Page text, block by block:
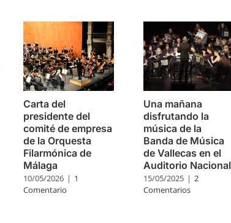
Carta del
presidente del
comité de empresa
de la Orquesta
Filarmónica de
Málaga
10/05/2026 | 1
Comentario
Una mañana
disfrutando la
música de la
Banda de Música
de Vallecas en el
Auditorio Nacional
15/05/2025 | 2
Comentarios